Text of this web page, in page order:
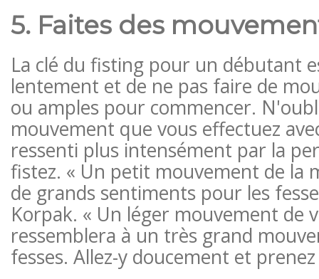
5. Faites des
La clé du fisting pour un débutant
lentement et de ne pas faire de
ou amples pour commencer.
mouvement que vous effectuez
ressenti plus intensément par la
fistez. « Un petit mouvement de la
de grands sentiments pour les
Korpak. « Un léger mouvement de
ressemblera à un très grand
fesses. Allez-y doucement et